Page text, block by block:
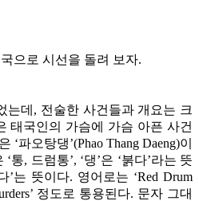
으로 시선을 돌려 보자.
는데, 전술한 사건들과 개요는 크
태국인의 가슴에 가슴 아픈 사건
파오탕댕’(Phao Thang Daeng)이
‘통, 드럼통’, ‘댕’은 ‘붉다’라는 뜻
’는 뜻이다. 영어로는 ‘Red Drum
정도로 통용된다. 문자 그대